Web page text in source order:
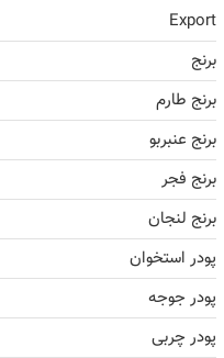
Export
برنج
برنج طارم
برنج عنبربو
برنج فجر
برنج لنجان
پودر استخوان
پودر جوجه
پودر چربی